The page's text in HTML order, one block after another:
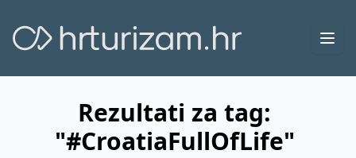
Rezultati za tag:
"#CroatiaFullOfLife"